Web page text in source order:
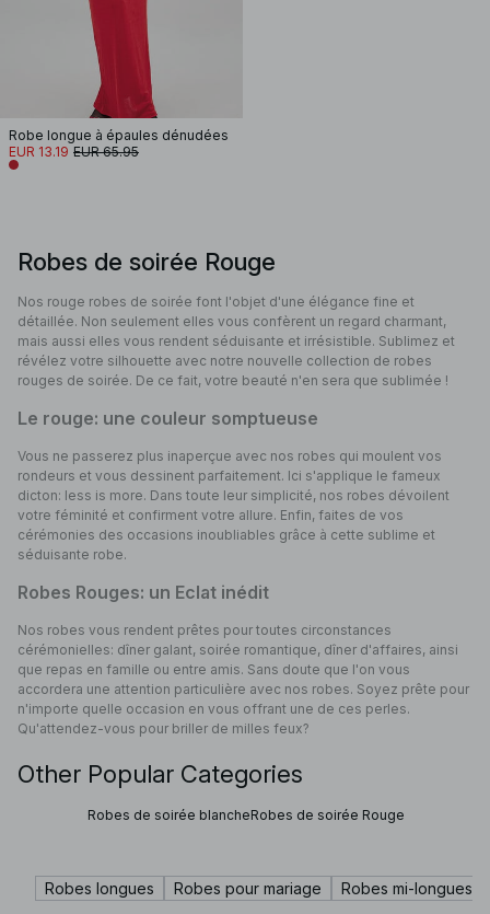
Robe longue à épaules dénudées
EUR 13.19 EUR 65.95
Robes de soirée Rouge
Nos rouge robes de soirée font l'objet d'une élégance fine et
détaillée. Non seulement elles vous confèrent un regard charmant,
mais aussi elles vous rendent séduisante et irrésistible. Sublimez et
révélez votre silhouette avec notre nouvelle collection de robes
rouges de soirée. De ce fait, votre beauté n'en sera que sublimée !
Le rouge: une couleur somptueuse
Vous ne passerez plus inaperçue avec nos robes qui moulent vos
rondeurs et vous dessinent parfaitement. Ici s'applique le fameux
dicton: less is more. Dans toute leur simplicité, nos robes dévoilent
votre féminité et confirment votre allure. Enfin, faites de vos
cérémonies des occasions inoubliables grâce à cette sublime et
séduisante robe.
Robes Rouges: un Eclat inédit
Nos robes vous rendent prêtes pour toutes circonstances
cérémonielles: dîner galant, soirée romantique, dîner d'affaires, ainsi
que repas en famille ou entre amis. Sans doute que l'on vous
accordera une attention particulière avec nos robes. Soyez prête pour
n'importe quelle occasion en vous offrant une de ces perles.
Qu'attendez-vous pour briller de milles feux?
Other Popular Categories
Robes de soirée blancheRobes de soirée Rouge
Robes longues Robes pour mariage Robes mi-longues